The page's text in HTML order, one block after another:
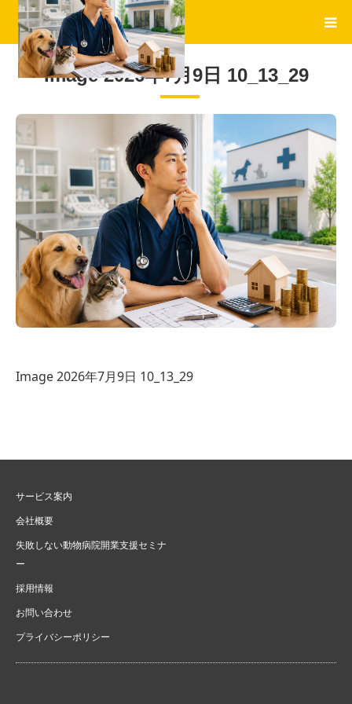
Image 2026年7月9日 10_13_29
Image 2026年7月9日 10_13_29
サービス案内
会社概要
失敗しない動物病院開業支援セミナ
ー
採用情報
お問い合わせ
プライバシーポリシー